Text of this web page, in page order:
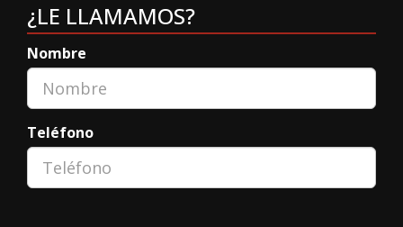
¿LE LLAMAMOS?
Nombre
Teléfono